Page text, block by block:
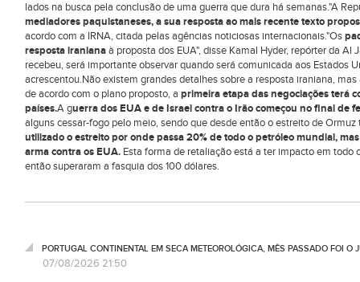
lados na busca pela conclusão de uma guerra que dura há semanas."A
mediadores paquistaneses, a sua resposta ao mais recente texto
acordo com a IRNA, citada pelas agências noticiosas internacionais."Os
resposta iranianaà proposta dos EUA", disse Kamal Hyder, repórter da
recebeu, será importante observar quando será comunicada aos Estados
acrescentou.Não existem grandes detalhes sobre a resposta iraniana,
de acordo com o plano proposto, a primeira etapa das negociações terá
países.A guerra dos EUA e de Israel contra o Irão começou no final de
alguns cessar-fogo pelo meio, sendo que desde então o estreito de
utilizado o estreito por onde passa 20% de todo o petróleo mundial,
arma contra os EUA. Esta forma de retaliação está a ter impacto em
então superaram a fasquia dos 100 dólares.
PORTUGAL CONTINENTAL EM SECA METEOROLÓGICA, MÊS PASSADO FOI O
07/08/2026 21:50